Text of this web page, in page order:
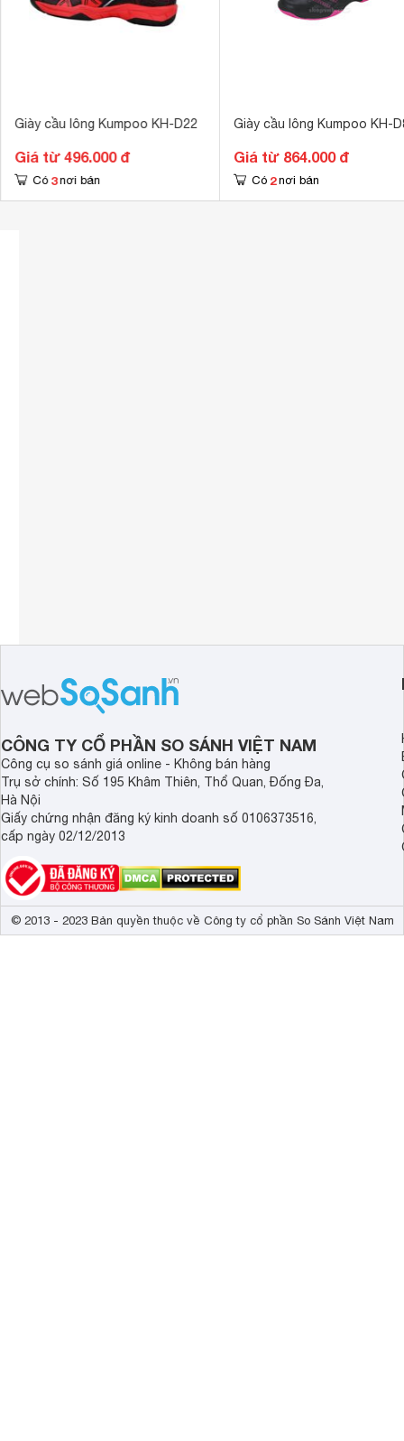
Giày cầu lông Kumpoo KH-D22
Giá từ 496.000 đ
Có 3 nơi bán
Giày cầu lông Kumpoo KH-
Giá từ 864.000 đ
Có 2 nơi bán
CÔNG TY CỔ PHẦN SO SÁNH VIỆT NAM
Công cụ so sánh giá online - Không bán hàng
Trụ sở chính: Số 195 Khâm Thiên, Thổ Quan, Đống Đa,
Hà Nội
Giấy chứng nhận đăng ký kinh doanh số 0106373516,
cấp ngày 02/12/2013
© 2013 - 2023 Bản quyền thuộc về Công ty cổ phần So Sánh Việt Nam